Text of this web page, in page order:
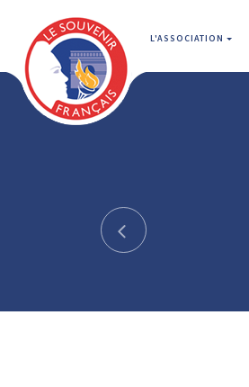
L'ASSOCIATION